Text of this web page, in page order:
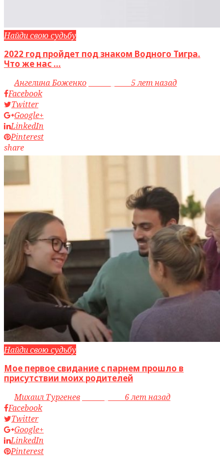
Найди свою судьбу
2022 год пройдет под знаком Водного Тигра.
Что же нас ...
byАнгелина Боженко
5 лет назад
Facebook
Twitter
Google+
LinkedIn
Pinterest
share
Найди свою судьбу
Мое первое свидание с парнем прошло в
присутствии моих родителей
byМихаил Тургенев
6 лет назад
Facebook
Twitter
Google+
LinkedIn
Pinterest